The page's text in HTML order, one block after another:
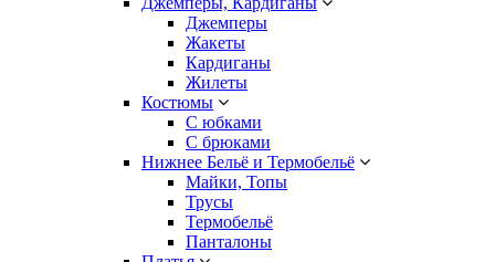
Джемперы
Жакеты
Кардиганы
Жилеты
Костюмы
С юбками
С брюками
Нижнее Бельё и Термобельё
Майки, Топы
Трусы
Термобельё
Панталоны